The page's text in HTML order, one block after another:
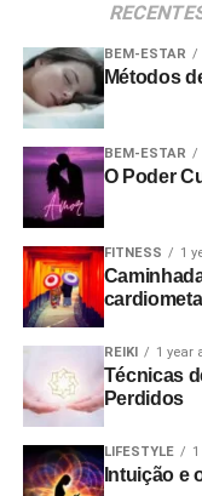
BEM-ESTAR
Métodos
BEM-ESTAR
O Poder
FITNESS 1
REIKI 1 year
Técnicas
Perdidos
LIFESTYLE
Intuição e